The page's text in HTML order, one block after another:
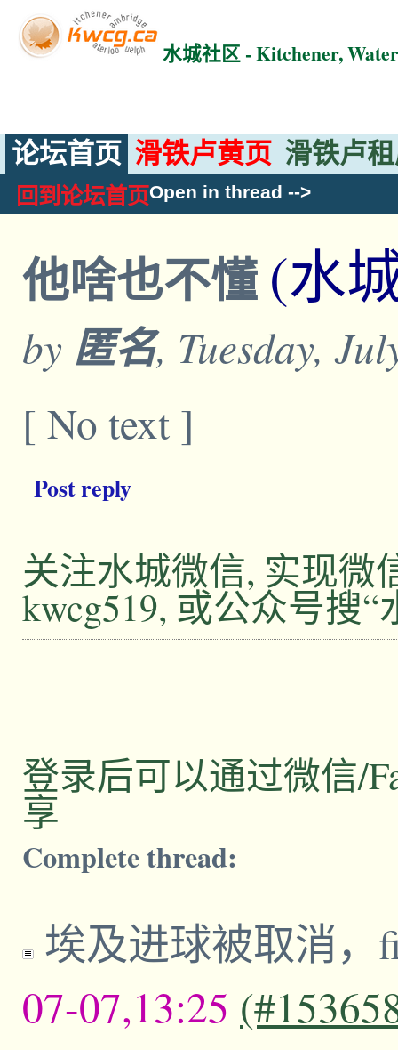
水城社区 - Kitchener,
论坛首页 滑铁卢黄页 滑铁卢
回到论坛首页Open in thread -->
他啥也不懂 (水
by 匿名, Tuesday,
[ No text ]
Post reply
关注水城微信, 实现微
kwcg519, 或公众号搜“
登录后可以通过微信/
享
Complete thread:
埃及进球被取消
07-07,13:25